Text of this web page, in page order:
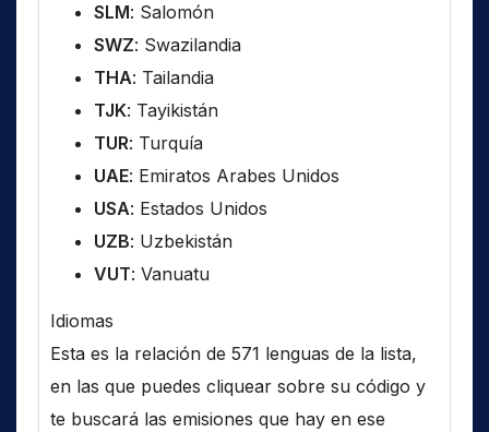
SLM: Salomón
SWZ: Swazilandia
THA: Tailandia
TJK: Tayikistán
TUR: Turquía
UAE: Emiratos Arabes Unidos
USA: Estados Unidos
UZB: Uzbekistán
VUT: Vanuatu
Idiomas
Esta es la relación de 571 lenguas de la lista,
en las que puedes cliquear sobre su código y
te buscará las emisiones que hay en ese